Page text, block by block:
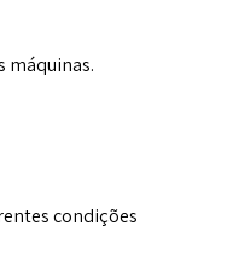
máquinas.
condições